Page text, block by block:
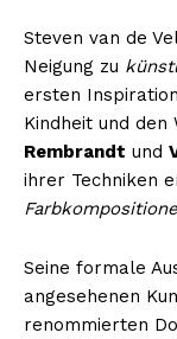
Steven van de
Neigung zu
ersten
Kindheit und
Rembrandt und
ihrer Techniken
Seine formale
angesehenen
renommierten